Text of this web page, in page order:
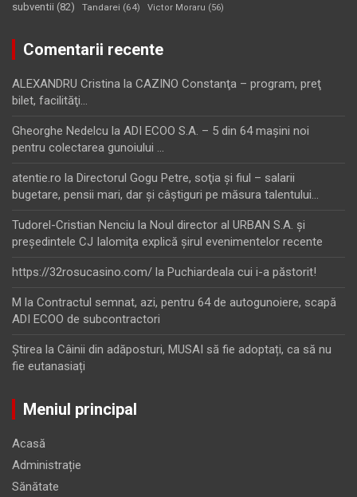
subventii (82) Tandarei (64) Victor Moraru (56)
Comentarii recente
ALEXANDRU Cristina la CAZINO Constanţa – program, preţ
bilet, facilităţi…
Gheorghe Nedelcu la ADI ECOO S.A. – 5 din 64 maşini noi
pentru colectarea gunoiului …
atentie.ro la Directorul Gogu Petre, soţia şi fiul – salarii
bugetare, pensii mari, dar şi câştiguri pe măsura talentului…
Tudorel-Cristian Nenciu la Noul director al URBAN S.A. şi
preşedintele CJ Ialomiţa explică şirul evenimentelor recente
https://32rosucasino.com/ la Puchiardeala cui i-a păstorit!
M la Contractul semnat, azi, pentru 64 de autogunoiere, scapă
ADI ECOO de subcontractori
Ştirea la Câinii din adăposturi, MUSAI să fie adoptați, ca să nu
fie eutanasiați
Meniul principal
Acasă
Administrație
Sănătate